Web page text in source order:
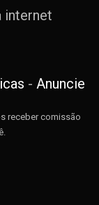
internet
- Anuncie
receber comissão